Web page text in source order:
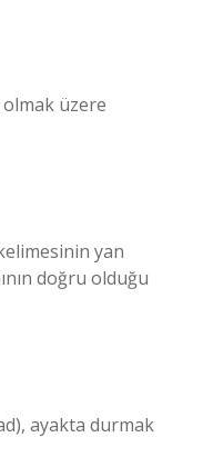
üzere
yan
doğru olduğu
ayakta durmak